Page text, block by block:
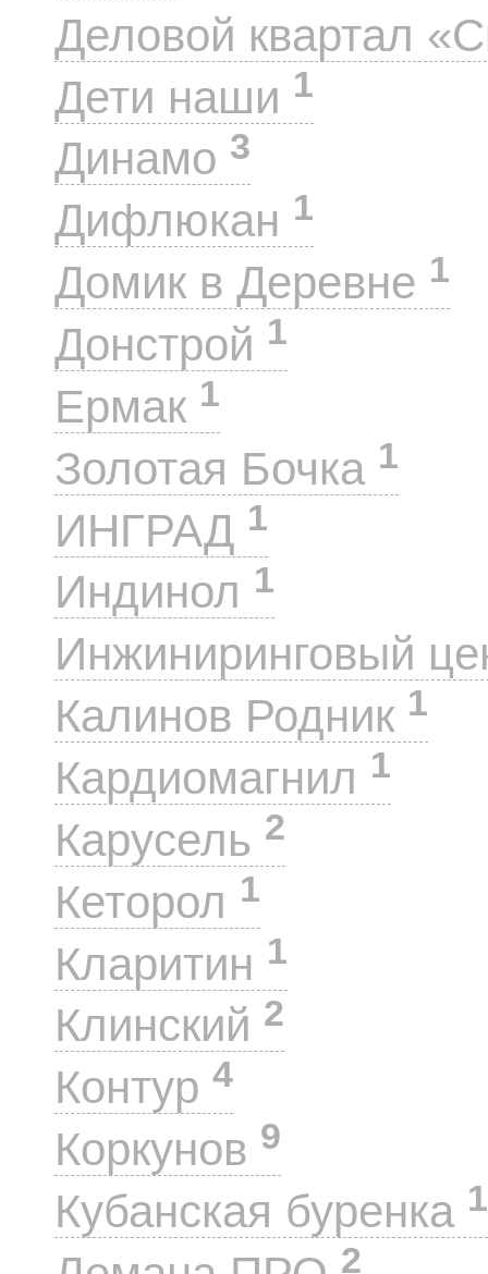
Деловой квартал
Дети наши 1
Динамо 3
Дифлюкан 1
Домик в Деревне 1
Донстрой 1
Ермак 1
Золотая Бочка 1
ИНГРАД 1
Индинол 1
Инжиниринговый
Калинов Родник 1
Кардиомагнил 1
Карусель 2
Кеторол 1
Кларитин 1
Клинский 2
Контур 4
Коркунов 9
Кубанская буренка 1
2